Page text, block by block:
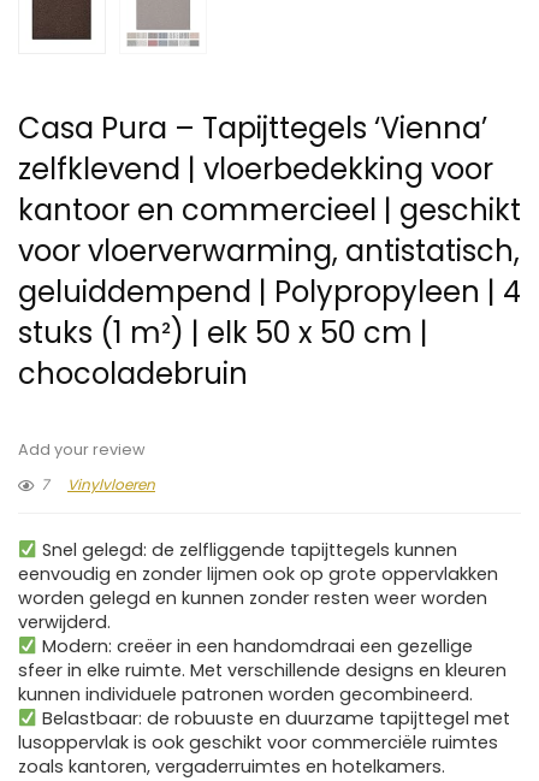
Casa Pura – Tapijttegels ‘Vienna’
zelfklevend | vloerbedekking voor
kantoor en commercieel | geschikt
voor vloerverwarming, antistatisch,
geluiddempend | Polypropyleen | 4
stuks (1 m²) | elk 50 x 50 cm |
chocoladebruin
Add your review
7
Vinylvloeren
Snel gelegd: de zelfliggende tapijttegels kunnen
eenvoudig en zonder lijmen ook op grote oppervlakken
worden gelegd en kunnen zonder resten weer worden
verwijderd.
Modern: creëer in een handomdraai een gezellige
sfeer in elke ruimte. Met verschillende designs en kleuren
kunnen individuele patronen worden gecombineerd.
Belastbaar: de robuuste en duurzame tapijttegel met
lusoppervlak is ook geschikt voor commerciële ruimtes
zoals kantoren, vergaderruimtes en hotelkamers.